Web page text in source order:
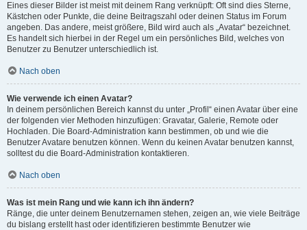
Eines dieser Bilder ist meist mit deinem Rang verknüpft: Oft sind dies Sterne,
Kästchen oder Punkte, die deine Beitragszahl oder deinen Status im Forum
angeben. Das andere, meist größere, Bild wird auch als „Avatar“ bezeichnet.
Es handelt sich hierbei in der Regel um ein persönliches Bild, welches von
Benutzer zu Benutzer unterschiedlich ist.
Nach oben
Wie verwende ich einen Avatar?
In deinem persönlichen Bereich kannst du unter „Profil“ einen Avatar über eine
der folgenden vier Methoden hinzufügen: Gravatar, Galerie, Remote oder
Hochladen. Die Board-Administration kann bestimmen, ob und wie die
Benutzer Avatare benutzen können. Wenn du keinen Avatar benutzen kannst,
solltest du die Board-Administration kontaktieren.
Nach oben
Was ist mein Rang und wie kann ich ihn ändern?
Ränge, die unter deinem Benutzernamen stehen, zeigen an, wie viele Beiträge
du bislang erstellt hast oder identifizieren bestimmte Benutzer wie